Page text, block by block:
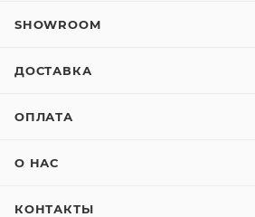
SHOWROOM
ДОСТАВКА
ОПЛАТА
О НАС
КОНТАКТЫ